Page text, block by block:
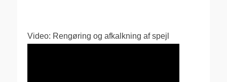
Video: Rengøring og afkalkning af spejl